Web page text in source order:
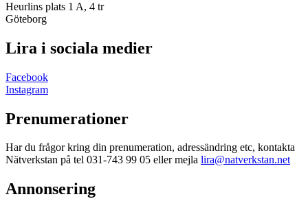
Heurlins plats 1 A, 4 tr
Göteborg
Lira i sociala medier
Facebook
Instagram
Prenumerationer
Har du frågor kring din prenumeration, adressändring etc, kontakta
Nätverkstan på tel 031-743 99 05 eller mejla lira@natverkstan.net
Annonsering